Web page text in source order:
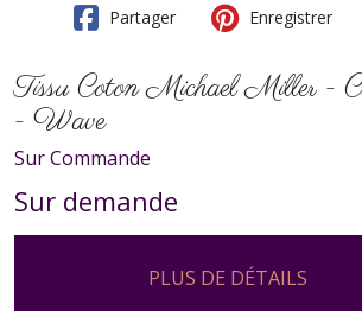
Partager Enregistrer
Tissu Coton Michael Miller -
- Wave
Sur Commande
Sur demande
PLUS DE DÉTAILS